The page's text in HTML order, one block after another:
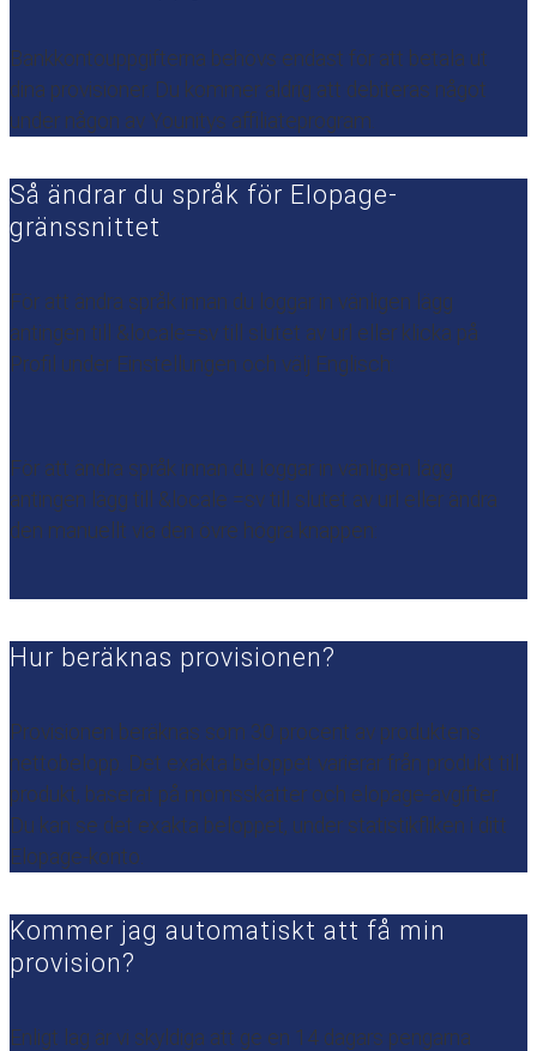
Bankkontouppgifterna behövs endast för att betala ut
dina provisioner. Du kommer aldrig att debiteras något
under någon av Younitys affiliateprogram.
Så ändrar du språk för Elopage-
gränssnittet
För att ändra språk innan du loggar in vänligen lägg
antingen till &locale=sv till slutet av url eller klicka på
Profil under Einstellungen och välj Englisch:
För att ändra språk innan du loggar in vänligen lägg
antingen lägg till &locale =sv till slutet av url eller ändra
den manuellt via den övre högra knappen:
Hur beräknas provisionen?
Provisionen beräknas som 30 procent av produktens
nettobelopp. Det exakta beloppet varierar från produkt till
produkt, baserat på momsskatter och elopage-avgifter.
Du kan se det exakta beloppet, under statistikfliken i ditt
Elopage-konto.
Kommer jag automatiskt att få min
provision?
Enligt lag är vi skyldiga att ge en 14 dagars pengarna